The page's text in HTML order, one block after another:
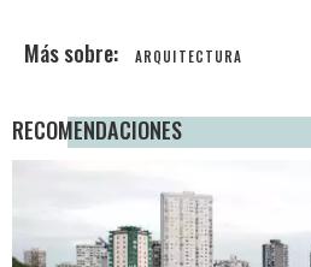
ARQUITECTURA
RECOMENDACIONES